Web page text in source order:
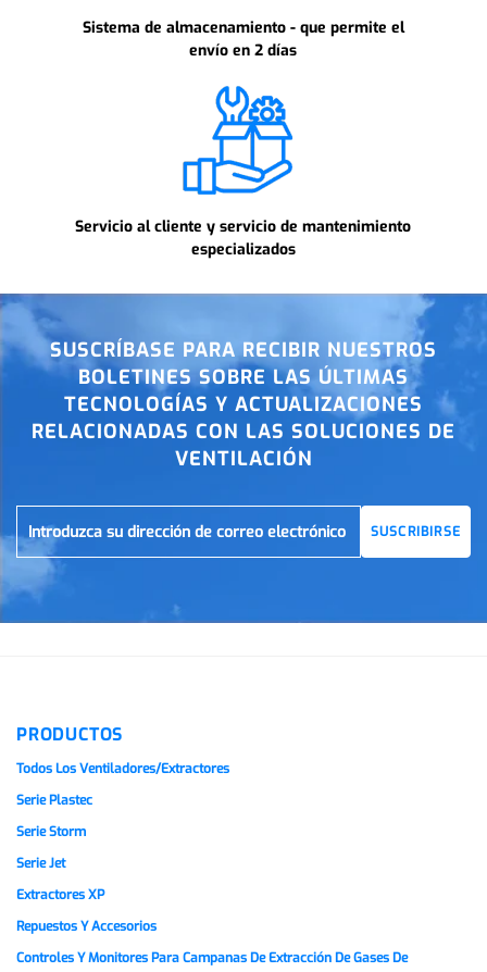
Sistema de almacenamiento - que permite el
envío en 2 días
Servicio al cliente y servicio de mantenimiento
especializados
SUSCRÍBASE PARA RECIBIR NUESTROS
BOLETINES SOBRE LAS ÚLTIMAS
TECNOLOGÍAS Y ACTUALIZACIONES
RELACIONADAS CON LAS SOLUCIONES DE
VENTILACIÓN
SUSCRIBIRSE
PRODUCTOS
Todos Los Ventiladores/extractores
Serie Plastec
Serie Storm
Serie Jet
Extractores XP
Repuestos Y Accesorios
Controles Y Monitores Para Campanas De Extracción De Gases De